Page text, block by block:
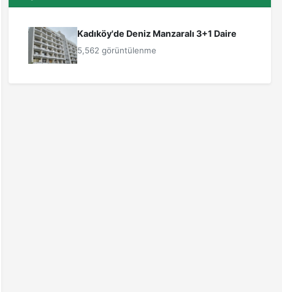
Kadıköy'de Deniz Manzaralı 3+1 Daire
5,562 görüntülenme